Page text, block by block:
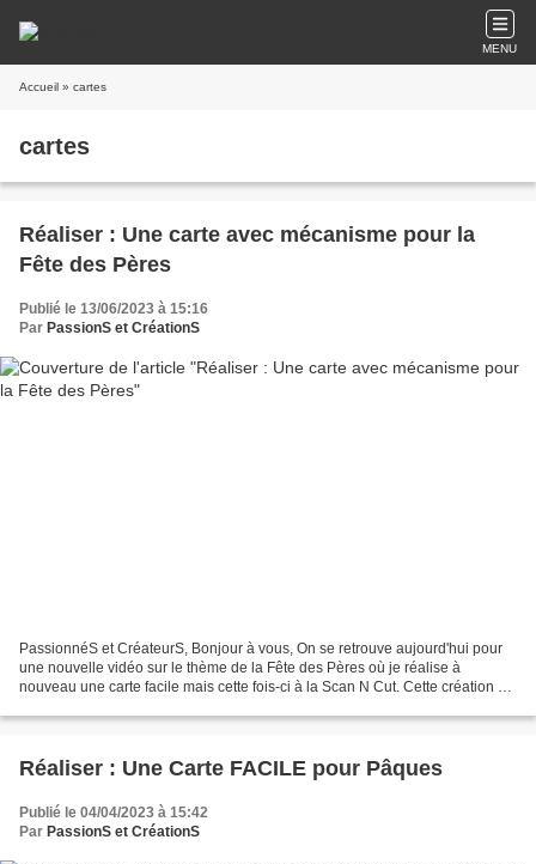
MENU
Accueil » cartes
cartes
Réaliser : Une carte avec mécanisme pour la
Fête des Pères
Publié le 13/06/2023 à 15:16
Par PassionS et CréationS
PassionnéS et CréateurS, Bonjour à vous, On se retrouve aujourd'hui pour
une nouvelle vidéo sur le thème de la Fête des Pères où je réalise à
nouveau une carte facile mais cette fois-ci à la Scan N Cut. Cette création est
Réaliser : Une Carte FACILE pour Pâques
Publié le 04/04/2023 à 15:42
Par PassionS et CréationS